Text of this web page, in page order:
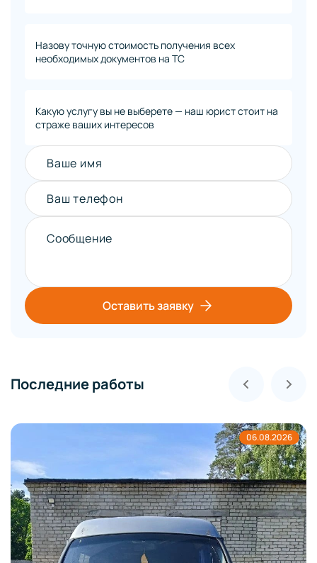
Назову точную стоимость получения всех
необходимых документов на ТС
Какую услугу вы не выберете — наш юрист стоит на
страже ваших интересов
Ваше имя
Ваш телефон
Сообщение
Оставить заявку
Последние работы
06.08.2026